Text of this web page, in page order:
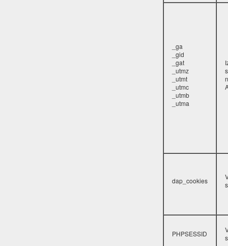
_ga
_gid
_gat
_utmz
_utmt
_utmc
_utmb
_utma
dap_cookies
PHPSESSID